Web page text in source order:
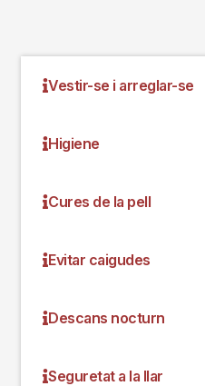
Vestir-se i arreglar-se
Higiene
Cures de la pell
Evitar caigudes
Descans nocturn
Seguretat a la llar